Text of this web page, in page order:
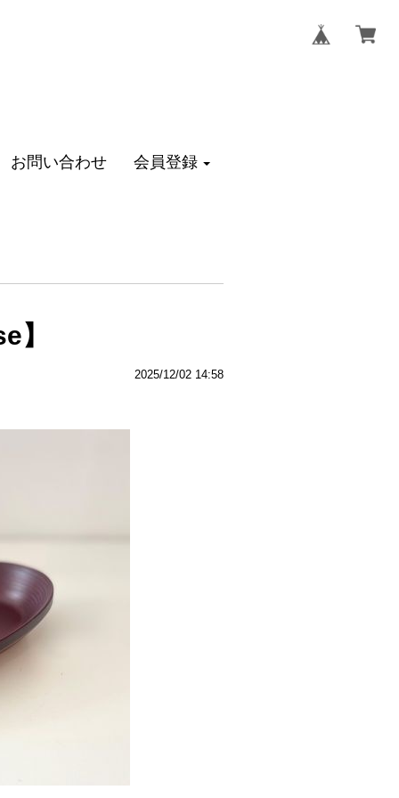
お問い合わせ 会員登録
】
2025/12/02 14:58